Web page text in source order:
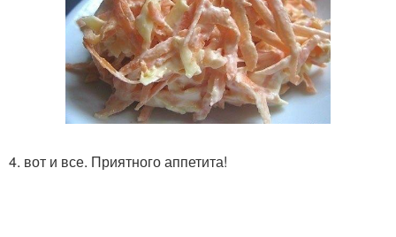
4. вот и все. Приятного аппетита!